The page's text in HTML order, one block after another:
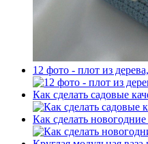
12 фото - плот из
Как сделать садовые
Как сделать